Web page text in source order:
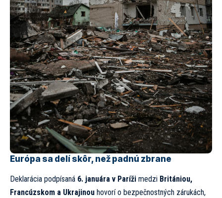
Európa sa delí skôr, než padnú zbrane
Deklarácia podpísaná 6. januára v Paríži medzi Britániou,
Francúzskom a Ukrajinou hovorí o bezpečnostných zárukách,